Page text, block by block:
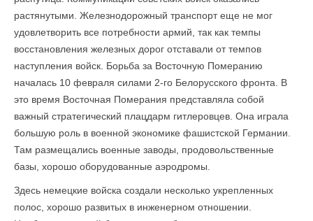
растянутыми. Железнодорожный транспорт еще не мог
удовлетворить все потребности армий, так как темпы
восстановления железных дорог отставали от темпов
наступления войск. Борьба за Восточную Померанию
началась 10 февраля силами 2-го Белорусского фронта. В
это время Восточная Померания представляла собой
важный стратегический плацдарм гитлеровцев. Она играла
большую роль в военной экономике фашистской Германии.
Там разме­щались военные заводы, продовольственные
базы, хорошо оборудованные аэродромы.
Здесь немецкие войска создали несколько укрепленных
полос, хорошо развитых в инженерном отношении.